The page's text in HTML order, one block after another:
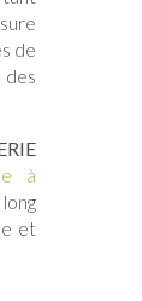
de
des
à
et